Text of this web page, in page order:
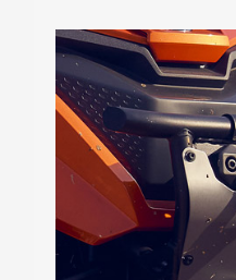
PATIKIMA 2040 KG
Prisireikė iš bėdos – ar
bičiulį ar vilkti didelį
2040 kg galios
padės bet